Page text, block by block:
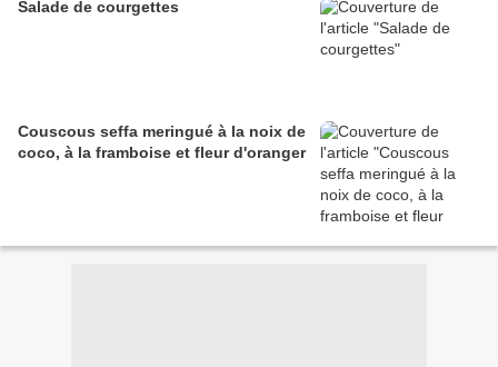
Salade de courgettes
Couscous seffa meringué à la noix de
coco, à la framboise et fleur d'oranger